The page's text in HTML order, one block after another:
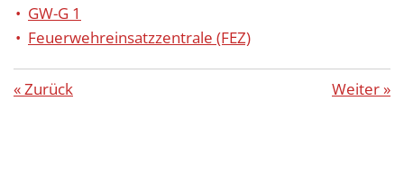
GW-G 1
Feuerwehreinsatzzentrale (FEZ)
«Zurück Weiter»